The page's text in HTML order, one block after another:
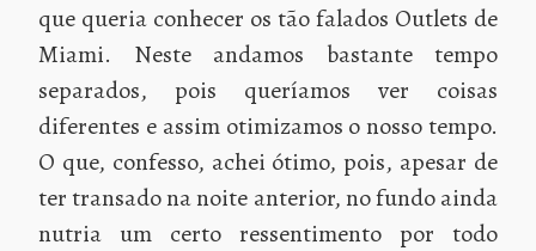
que queria conhecer os tão falados Outlets de
Miami. Neste andamos bastante tempo
separados, pois queríamos ver coisas
diferentes e assim otimizamos o nosso tempo.
O que, confesso, achei ótimo, pois, apesar de
ter transado na noite anterior, no fundo ainda
nutria um certo ressentimento por todo